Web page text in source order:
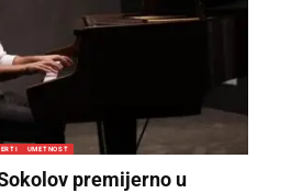
UMETNOST
premijerno u